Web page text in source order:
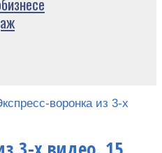
воронка из 3-х